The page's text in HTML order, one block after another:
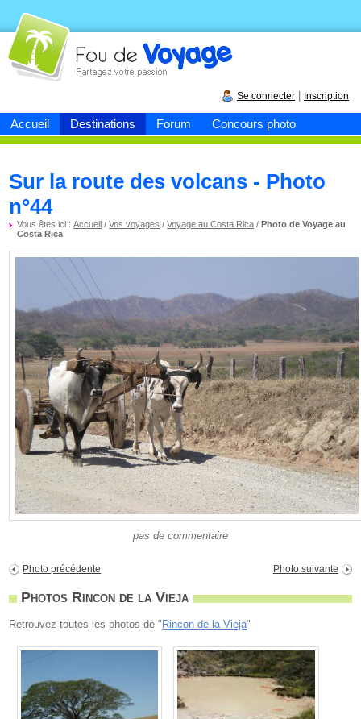
Accueil Destinations Forum Concours photo
Fou devoyage
Se connecter Inscription
Sur la route des volcans - Photo
n°44
Vous êtes ici :Accueil /Vos voyages /Voyage au Costa Rica /Photo de Voyage au
Costa Rica
pas de commentaire
Photo précédente Photo suivante
Photos Rincon de la Vieja
Retrouvez toutes les photos de " Rincon de la Vieja"